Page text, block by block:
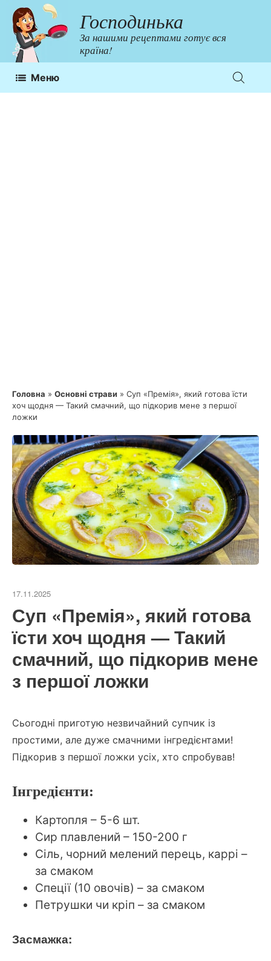
Перейти
до
контенту
Господинька
За нашими рецептами готує вся
країна!
Меню
Головна » Основні страви » Суп «Премія», який готова їсти
хоч щодня — Такий смачний, що підкорив мене з першої
ложки
17.11.2025
Суп «Премія», який готова
їсти хоч щодня — Такий
смачний, що підкорив мене
з першої ложки
Сьогодні приготую незвичайний супчик із
простими, але дуже смачними інгредієнтами!
Підкорив з першої ложки усіх, хто спробував!
Інгредієнти:
Картопля – 5-6 шт.
Сир плавлений – 150-200 г
Сіль, чорний мелений перець, каррі –
за смаком
Спеції (10 овочів) – за смаком
Петрушки чи кріп – за смаком
Засмажка: